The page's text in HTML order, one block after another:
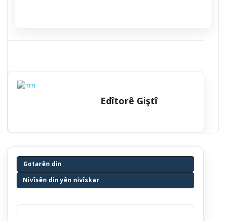
Edîtorê Giştî
Gotarên din
Nivîsên din yên nivîskar